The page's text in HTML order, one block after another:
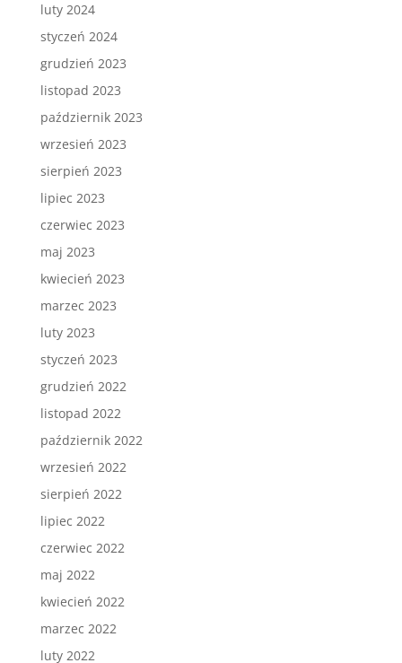
luty 2024
styczeń 2024
grudzień 2023
listopad 2023
październik 2023
wrzesień 2023
sierpień 2023
lipiec 2023
czerwiec 2023
maj 2023
kwiecień 2023
marzec 2023
luty 2023
styczeń 2023
grudzień 2022
listopad 2022
październik 2022
wrzesień 2022
sierpień 2022
lipiec 2022
czerwiec 2022
maj 2022
kwiecień 2022
marzec 2022
luty 2022